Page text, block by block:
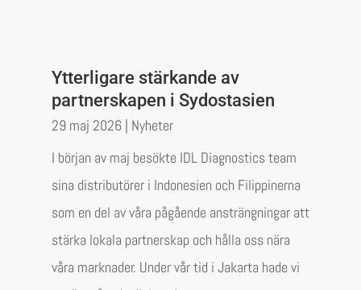
Ytterligare stärkande av
partnerskapen i Sydostasien
29 maj 2026| Nyheter
I början av maj besökte IDL Diagnostics team
sina distributörer i Indonesien och Filippinerna
som en del av våra pågående ansträngningar att
stärka lokala partnerskap och hålla oss nära
våra marknader. Under vår tid i Jakarta hade vi